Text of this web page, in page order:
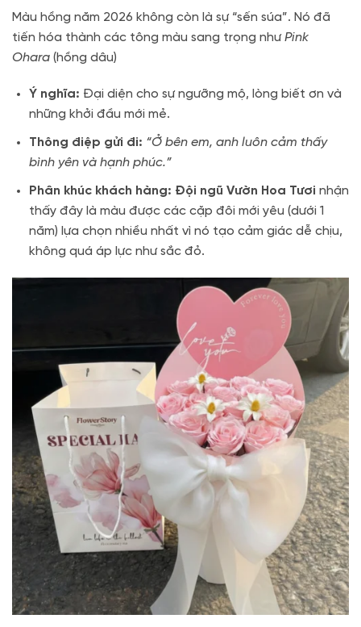
Màu hồng năm 2026 không còn là sự “sến súa”. Nó đã
tiến hóa thành các tông màu sang trọng nhưPink
Ohara (hồng dâu)
Ý nghĩa: Đại diện cho sự ngưỡng mộ, lòng biết ơn và
những khởi đầu mới mẻ.
Thông điệp gửi đi: “Ở bên em, anh luôn cảm thấy
bình yên và hạnh phúc.”
Phân khúc khách hàng: Đội ngũ Vườn Hoa Tươi nhận
thấy đây là màu được các cặp đôi mới yêu (dưới 1
năm) lựa chọn nhiều nhất vì nó tạo cảm giác dễ chịu,
không quá áp lực như sắc đỏ.